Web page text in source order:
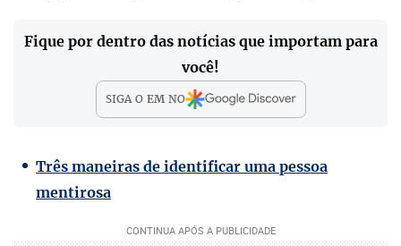
Fique por dentro das notícias que importam para
você!
SIGA O EMNO
Três maneiras de identificar uma pessoa
mentirosa